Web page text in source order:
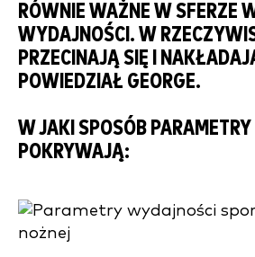
RÓWNIE WAŻNE W SFERZE
WYDAJNOŚCI. W
PRZECINAJĄ SIĘ I
POWIEDZIAŁ GEORGE.
W JAKI SPOSÓB PARAMETRY
POKRYWAJĄ: